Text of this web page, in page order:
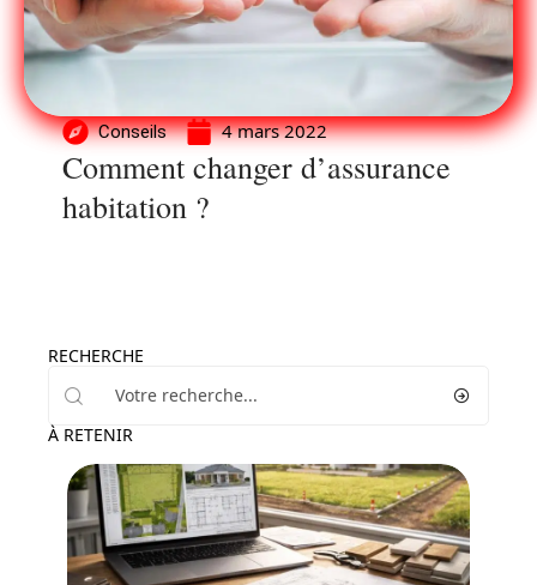
Conseils 4 mars 2022
Comment changer d’assurance
habitation ?
RECHERCHE
À RETENIR